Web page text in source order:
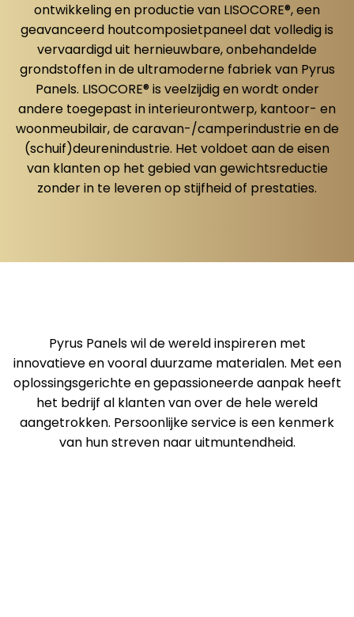
ontwikkeling en productie van LISOCORE®, een
geavanceerd houtcomposietpaneel dat volledig is
vervaardigd uit hernieuwbare, onbehandelde
grondstoffen in de ultramoderne fabriek van Pyrus
Panels. LISOCORE® is veelzijdig en wordt onder
andere toegepast in interieurontwerp, kantoor- en
woonmeubilair, de caravan-/camperindustrie en de
(schuif)deurenindustrie. Het voldoet aan de eisen
van klanten op het gebied van gewichtsreductie
zonder in te leveren op stijfheid of prestaties.
Pyrus Panels wil de wereld inspireren met
innovatieve en vooral duurzame materialen. Met een
oplossingsgerichte en gepassioneerde aanpak heeft
het bedrijf al klanten van over de hele wereld
aangetrokken. Persoonlijke service is een kenmerk
van hun streven naar uitmuntendheid.